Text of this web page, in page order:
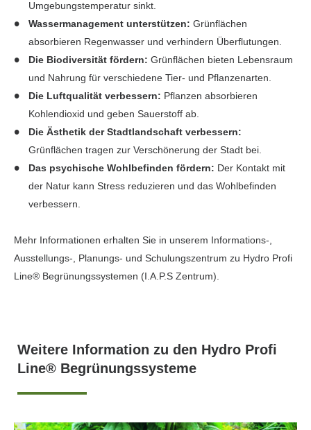
Umgebungstemperatur sinkt.
Wassermanagement unterstützen: Grünflächen
absorbieren Regenwasser und verhindern Überflutungen.
Die Biodiversität fördern: Grünflächen bieten Lebensraum
und Nahrung für verschiedene Tier- und Pflanzenarten.
Die Luftqualität verbessern: Pflanzen absorbieren
Kohlendioxid und geben Sauerstoff ab.
Die Ästhetik der Stadtlandschaft verbessern:
Grünflächen tragen zur Verschönerung der Stadt bei.
Das psychische Wohlbefinden fördern: Der Kontakt mit
der Natur kann Stress reduzieren und das Wohlbefinden
verbessern.
Mehr Informationen erhalten Sie in unserem Informations-,
Ausstellungs-, Planungs- und Schulungszentrum zu Hydro Profi
Line® Begrünungssystemen (I.A.P.S Zentrum).
Weitere Information zu den Hydro Profi
Line® Begrünungssysteme